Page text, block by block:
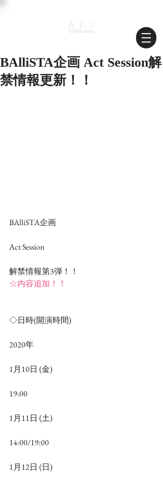
BAlliSTA企画 Act Session解
禁情報更新！！
BAlliSTA企画
Act Session
解禁情報第3弾！！
☆内容追加！！
◇日時(開演時間)
2020年
1月10日 (金)
19:00
1月11日 (土)
14:00/19:00
1月12日 (日)